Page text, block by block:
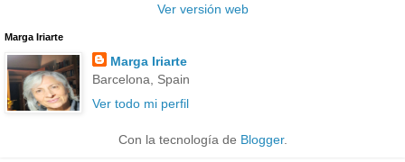
Ver versión web
Marga Iriarte
Marga Iriarte
Barcelona, Spain
Ver todo mi perfil
Con la tecnología de Blogger.